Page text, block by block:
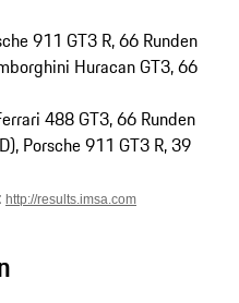
911 GT3 R, 66 Runden
Huracan GT3, 66
488 GT3, 66 Runden
Porsche 911 GT3 R, 39
http://results.imsa.com